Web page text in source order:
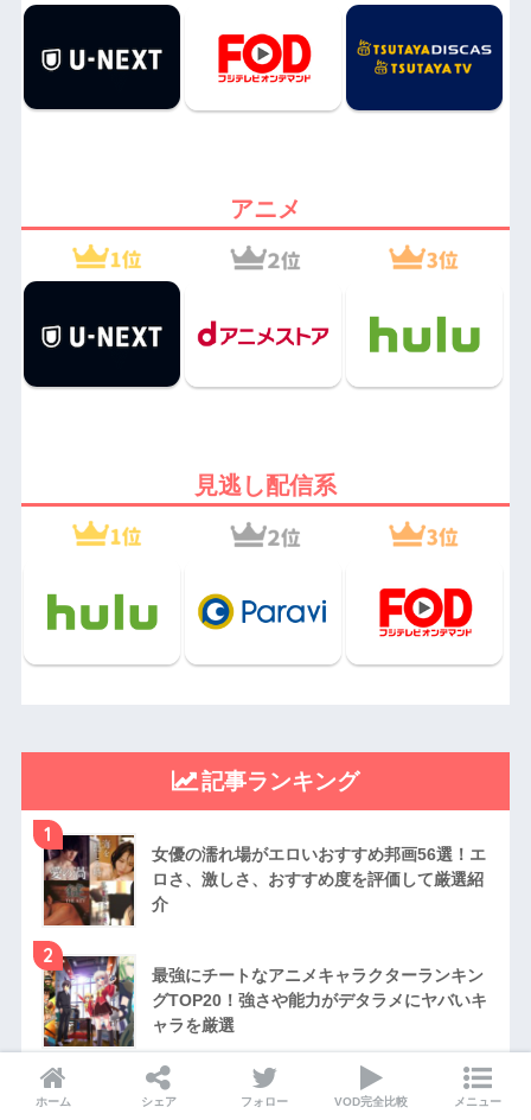
アニメ
見逃し配信系
記事ランキング
1
女優の濡れ場がエロいおすすめ邦画56選！エ
ロさ、激しさ、おすすめ度を評価して厳選紹
介
2
最強にチートなアニメキャラクターランキン
グTOP20！強さや能力がデタラメにヤバいキ
ャラを厳選
3
絶対泣ける邦画おすすめ29選！号泣・感動必
ホーム シェア フォロー VOD完全比較 メニュー